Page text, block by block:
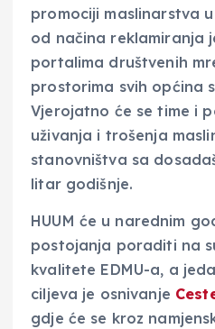
promociji maslinarstva
od načina reklamiranja
portalima društvenih
prostorima svih općina
Vjerojatno će se time i
uživanja i trošenja
stanovništva sa
litar godišnje.
HUUM će u narednim
postojanja poraditi na
kvalitete EDMU-a, a
ciljeva je osnivanje
gdje će se kroz